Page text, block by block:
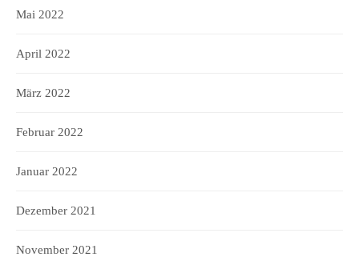
Mai 2022
April 2022
März 2022
Februar 2022
Januar 2022
Dezember 2021
November 2021